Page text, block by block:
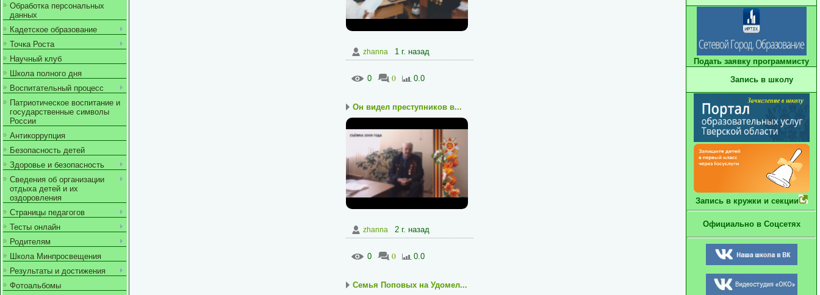
Обработка персональных
данных
Кадетское образование
Точка Роста
Научный клуб
Школа полного дня
Воспитательный процесс
Патриотическое воспитание и
государственные символы
России
Антикоррупция
Безопасность детей
Здоровье и безопасность
Сведения об организации
отдыха детей и их
оздоровления
Страницы педагогов
Тесты онлайн
Родителям
Школа Минпросвещения
Результаты и достижения
Фотоальбомы
zhanna 1 г. назад
0 0 0.0
Он видел преступников в...
zhanna 2 г. назад
0 0 0.0
Семья Поповых на Удомел...
Подать заявку программисту
Запись в школу
Запись в кружки и секции
Официально в Соцсетях